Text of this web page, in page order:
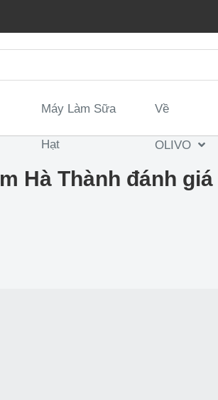
Máy Làm Sữa
Hạt
Về
OLIVO
Hà Thành đánh